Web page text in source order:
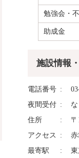
勉強会・
助成金
施設情報
電話番号
夜間受付
な
住所
アクセス
最寄駅